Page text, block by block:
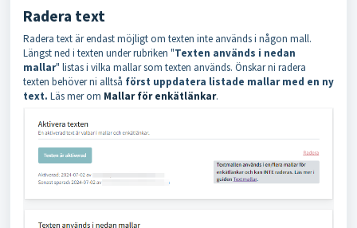
Radera text
Radera text är endast möjligt om texten inte används i någon mall.
Längst ned i texten under rubriken "Texten används i nedan
mallar" listas i vilka mallar som texten används. Önskar ni radera
texten behöver ni alltså först uppdatera listade mallar med en ny
text. Läs mer om Mallar för enkätlänkar.